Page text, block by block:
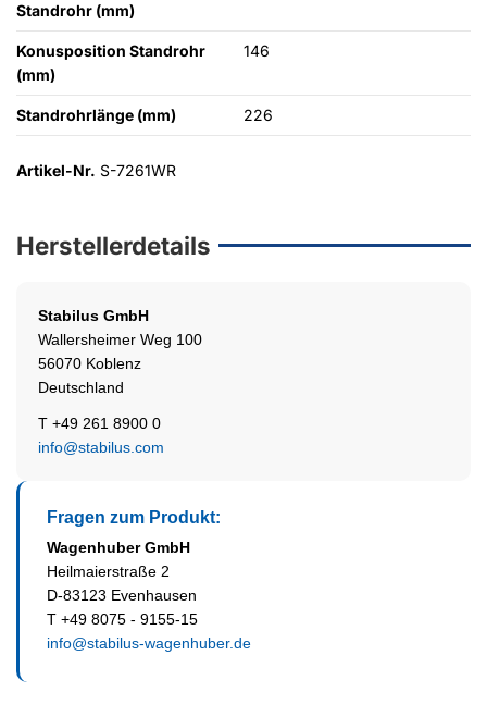
Standrohr (mm)
Konusposition Standrohr
(mm)
146
Standrohrlänge (mm) 226
Artikel-Nr. S-7261WR
Herstellerdetails
Stabilus GmbH
Wallersheimer Weg 100
56070 Koblenz
Deutschland
T +49 261 8900 0
info@stabilus.com
Fragen zum Produkt:
Wagenhuber GmbH
Heilmaierstraße 2
D-83123 Evenhausen
T +49 8075 - 9155-15
info@stabilus-wagenhuber.de